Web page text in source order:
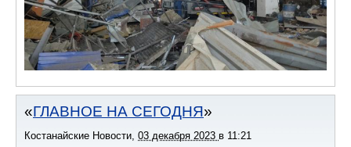
ГЛАВНОЕ НА СЕГОДНЯ
Костанайские Новости 03 декабря 2023 в 11:21